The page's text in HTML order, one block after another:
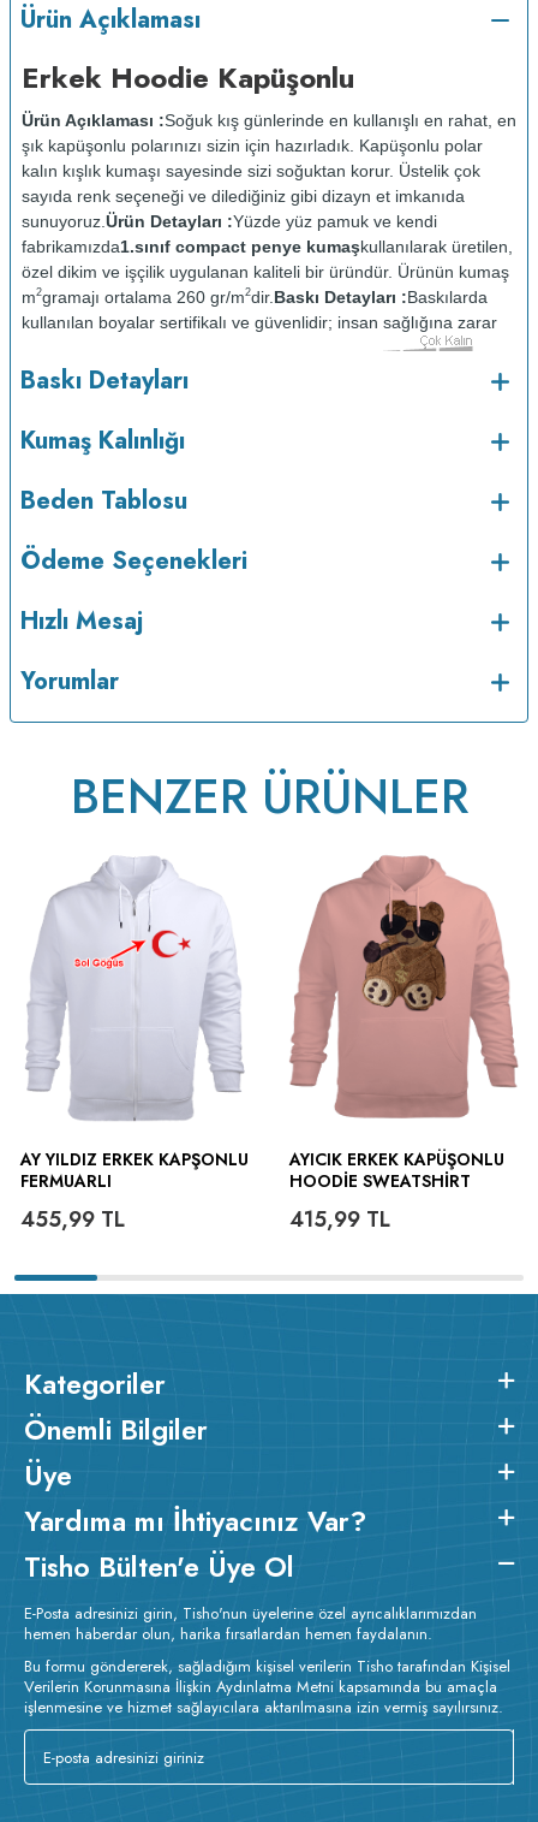
Ürün Açıklaması
Erkek Hoodie Kapüşonlu
Ürün Açıklaması :Soğuk kış günlerinde en kullanışlı en rahat, en
şık kapüşonlu polarınızı sizin için hazırladık. Kapüşonlu polar
kalın kışlık kumaşı sayesinde sizi soğuktan korur. Üstelik çok
sayıda renk seçeneği ve dilediğiniz gibi dizayn et imkanıda
sunuyoruz. Ürün Detayları :Yüzde yüz pamuk ve kendi
fabrikamızda1.sınıf compact penye kumaşkullanılarak üretilen,
özel dikim ve işçilik uygulanan kaliteli bir üründür. Ürünün kumaş
m2gramajı ortalama 260 gr/m2dir. Baskı Detayları :Baskılarda
kullanılan boyalar sertifikalı ve güvenlidir; insan sağlığına zarar
vermez.
Kumaş Kalınlığı :
Bakım : Kısa programda maksimum 30
kurutulmaz.Orta ısıda ve tersten ütülenir.
Baskı Detayları
Kumaş Kalınlığı
Beden Tablosu
Ödeme Seçenekleri
Hızlı Mesaj
Yorumlar
BENZER ÜRÜNLER
AY YILDIZ ERKEK KAPŞONLU
FERMUARLI
455,99 TL
AYICIK ERKEK KAPÜŞONLU
HOODIE SWEATSHIRT
415,99TL
Kategoriler
Önemli Bilgiler
Üye
Yardıma mı İhtiyacınız Var?
Tisho Bülten'e Üye Ol
E-Posta adresinizi girin, Tisho'nun üyelerine özel ayrıcalıklarımızdan
hemen haberdar olun, harika fırsatlardan hemen faydalanın.
Bu formu göndererek, sağladığım kişisel verilerin Tisho tarafından Kişisel
Verilerin Korunmasına İlişkin Aydınlatma Metni kapsamında bu amaçla
işlenmesine ve hizmet sağlayıcılara aktarılmasına izin vermiş sayılırsınız.